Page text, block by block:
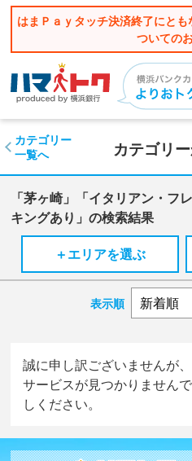
はまＰａｙタッチ決済終了にと
ついての
カテゴリ
カテゴリー
一覧へ
「茅ヶ崎」「イタリアン・フ
キングあり」の検索結果
＋エリアを選ぶ
表示順
誠に申し訳ございませんが
サービスが見つかりません
しください。